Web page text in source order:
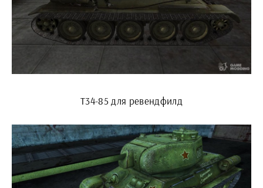
Т34-85 для ревендфилд